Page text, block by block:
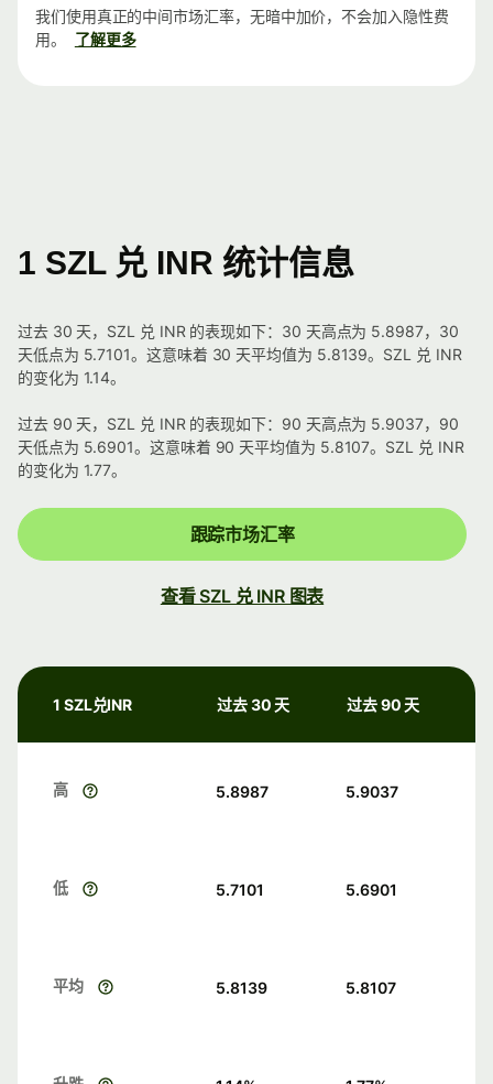
我们使用真正的中间市场汇率，无暗中加价，不会加入隐性费
用。
了解更多
1 SZL 兑 INR 统计信息
过去 30 天，SZL 兑 INR 的表现如下：30 天高点为 5.8987，30
天低点为 5.7101。这意味着 30 天平均值为 5.8139。SZL 兑 INR
的变化为 1.14。
过去 90 天，SZL 兑 INR 的表现如下：90 天高点为 5.9037，90
天低点为 5.6901。这意味着 90 天平均值为 5.8107。SZL 兑 INR
的变化为 1.77。
跟踪市场汇率
查看 SZL 兑 INR 图表
1 SZL兑INR 过去 30 天 过去 90 天
高 5.8987 5.9037
低 5.7101 5.6901
平均 5.8139 5.8107